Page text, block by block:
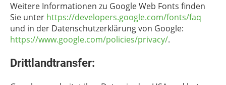
Weitere Informationen zu Google Web Fonts finden
Sie unter https://developers.google.com/fonts/faq
und in der Datenschutzerklärung von Google:
https://www.google.com/policies/privacy/.
Drittlandtransfer: